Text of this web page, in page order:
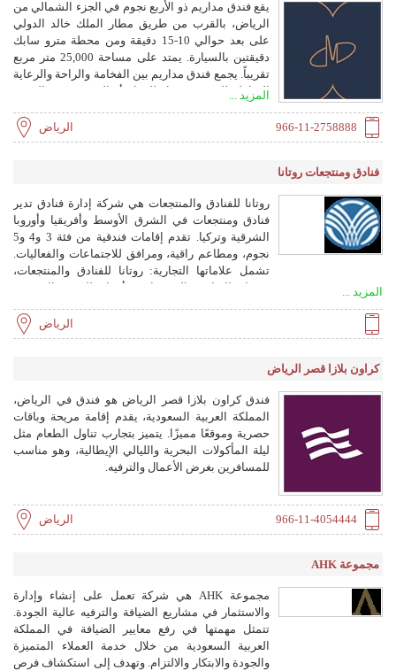
يقع فندق مداريم ذو الأربع نجوم في الجزء الشمالي من
الرياض، بالقرب من طريق مطار الملك خالد الدولي
على بعد حوالي 10-15 دقيقة ومن محطة مترو سابك
دقيقتين بالسيارة. يمتد على مساحة 25,000 متر مربع
تقريباً. يجمع فندق مداريم بين الفخامة والراحة والرعاية
الشاملة للضيوف سواء للعمل أو الترفيه. يضم الفندق
داخلية، و13 قاعة للمؤتمرات والاجتماعات مجهزة
بأحدث التقنيات السمعية والبصرية.
المزيد ...
966-11-2758888 الرياض
فنادق ومنتجعات روتانا
روتانا للفنادق والمنتجعات هي شركة إدارة فنادق تدير
فنادق ومنتجعات في الشرق الأوسط وأفريقيا وأوروبا
الشرقية وتركيا. تقدم إقامات فندقية من فئة 3 و4 و5
نجوم، ومطاعم راقية، ومرافق للاجتماعات والفعاليات.
تشمل علاماتها التجارية: روتانا للفنادق والمنتجعات،
وريحان للفنادق والمنتجعات، وأرجان للشقق الفندقية،
المزيد ...
الرياض
كراون بلازا قصر الرياض
فندق كراون بلازا قصر الرياض هو فندق في الرياض،
المملكة العربية السعودية، يقدم إقامة مريحة وباقات
حصرية وموقعًا مميزًا. يتميز بتجارب تناول الطعام مثل
ليلة المأكولات البحرية والليالي الإيطالية، وهو مناسب
للمسافرين بغرض الأعمال والترفيه.
966-11-4054444 الرياض
مجموعة AHK
مجموعة AHK هي شركة تعمل على إنشاء وإدارة
والاستثمار في مشاريع الضيافة والترفيه عالية الجودة.
تتمثل مهمتها في رفع معايير الضيافة في المملكة
العربية السعودية من خلال خدمة العملاء المتميزة
والجودة والابتكار والالتزام. وتهدف إلى استكشاف فرص